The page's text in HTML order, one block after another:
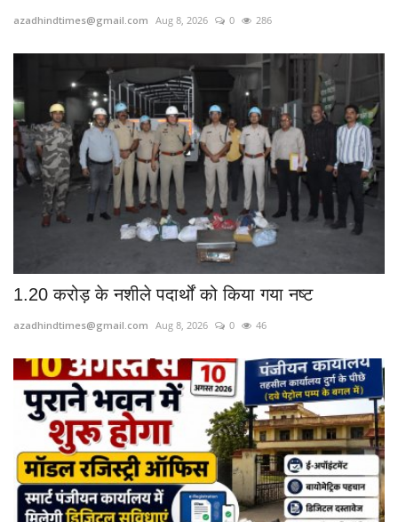
धर्म
करियर
राशिफल
बिजनेस
वीडियो
azadhindtimes@gmail.com Aug 8, 2026 0 286
1.20 करोड़ के नशीले पदार्थों को किया गया नष्ट
azadhindtimes@gmail.com Aug 8, 2026 0 46